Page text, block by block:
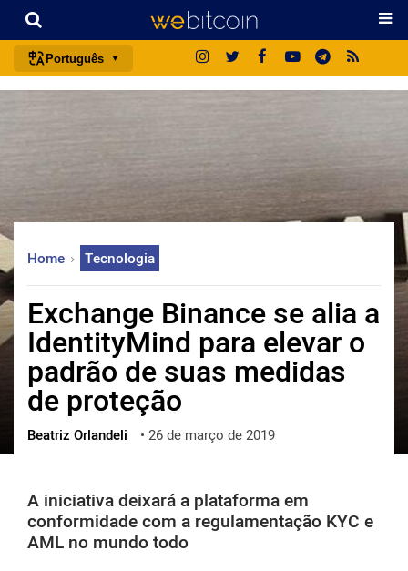
Português
français
日本語
русский
한국어
العربية
ไทย
ქართული
vietnamese
Home Tecnologia
Exchange Binance se alia a
IdentityMind para elevar o
padrão de suas medidas
de proteção
Beatriz Orlandeli • 26 de março de 2019
A iniciativa deixará a plataforma em
conformidade com a regulamentação KYC e
AML no mundo todo